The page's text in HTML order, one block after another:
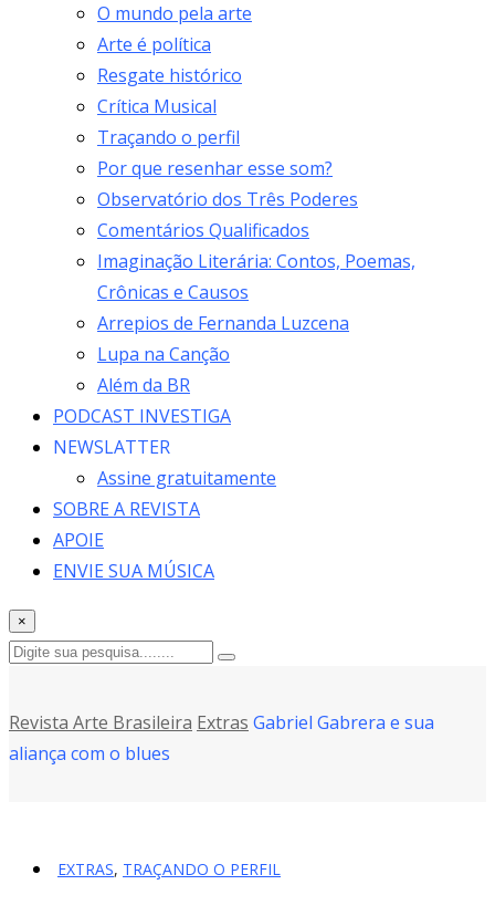
O mundo pela arte
Arte é política
Resgate histórico
Crítica Musical
Traçando o perfil
Por que resenhar esse som?
Observatório dos Três Poderes
Comentários Qualificados
Imaginação Literária: Contos, Poemas,
Crônicas e Causos
Arrepios de Fernanda Luzcena
Lupa na Canção
Além da BR
PODCAST INVESTIGA
NEWSLATTER
Assine gratuitamente
SOBRE A REVISTA
APOIE
ENVIE SUA MÚSICA
×
Revista Arte Brasileira Extras Gabriel Gabrera e sua
aliança com o blues
EXTRAS, TRAÇANDO O PERFIL